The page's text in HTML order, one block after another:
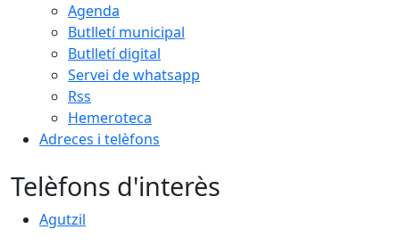
Agenda
Butlletí municipal
Butlletí digital
Servei de whatsapp
Rss
Hemeroteca
Adreces i telèfons
Telèfons d'interès
Agutzil